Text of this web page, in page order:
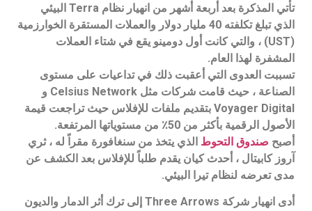
تأتي المذكرة بعد أربعة أشهر من انهيار نظام Terra البيئي
الذي تبلغ تكلفته 40 مليار دولار والعملات المستقرة الخوارزمية
(UST) ، والتي كانت أول دومينو يقع في شتاء العملات
المشفرة لهذا العام.
تسببت العدوى التي أعقبت ذلك في تداعيات على مستوى
الصناعة ، حيث قامت شركات مثل Celsius Network و
Voyager Digital بتقديم ملفات للإفلاس حيث تراجعت قيمة
الأصول الرقمية بأكثر من 50٪ من مستوياتها المرتفعة.
أصبح صندوق التحوط الذي يتخذ من سنغافورة مقراً له ، ثري
آروز كابيتال ، أحدث كيان يقدم طلباً للإفلاس بعد الكشف عن
مدى تعرضه لنظام تيرا البيئي.
أدى انهيار شركة Three Arrows إلى ترك أثر الدمار والديون